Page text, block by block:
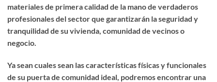
materiales de primera calidad de la mano de verdaderos
profesionales del sector que garantizarán la seguridad y
tranquilidad de su vivienda, comunidad de vecinos o
negocio.
Ya sean cuales sean las características físicas y funcionales
de su puerta de comunidad ideal, podremos encontrar una